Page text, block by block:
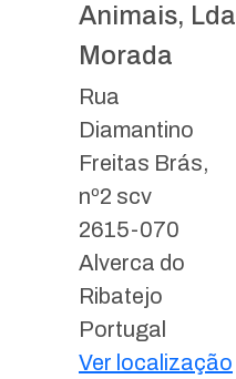
Animais, Lda
Morada
Rua
Diamantino
Freitas Brás,
nº2 scv
2615-070
Alverca do
Ribatejo
Portugal
Ver localização